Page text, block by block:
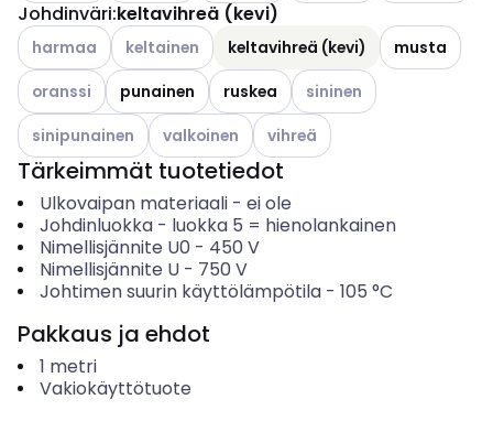
Johdinväri:keltavihreä (kevi)
Katso käytettävissä olevat vaihtoehdot
harmaa Katso käytettävissä olevat vaihtoehdot
keltainen keltavihreä (kevi)
musta
Katso käytettävissä olevat vaihtoehdot
oranssi punainen ruskea Katso käytettävissä
sininen
Katso käytettävissä olevat vaihtoehdot
sinipunainen Katso käytettävissä olevat vaihtoehdot
valkoinen Katso käytettävissä olevat
vihreä
Tärkeimmät tuotetiedot
Ulkovaipan materiaali- ei ole
Johdinluokka- luokka 5 = hienolankainen
Nimellisjännite U0 - 450 V
Nimellisjännite U- 750 V
Johtimen suurin käyttölämpötila- 105 °C
Pakkaus ja ehdot
1 metri
Vakiokäyttötuote